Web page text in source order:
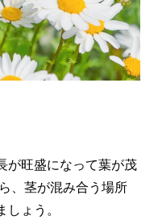
が旺盛になって葉が茂
、茎が混み合う場所
ょう。